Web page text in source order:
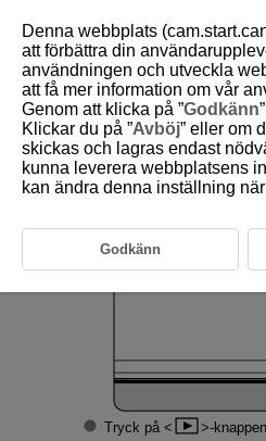
D292-113
Filmvisning
Byt till bild-/filmvisning.
Tryck på -knappen.
Denna webbplats
att förbättra din
användningen och utveckla
att få mer information om vår
Genom att klicka på ”Godkänn
Klickar du på ”Avböj” eller om
skickas och lagras endast
kunna leverera webbplatsens
kan ändra denna inställning
Godkänn